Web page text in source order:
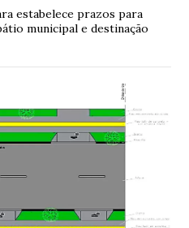
estabelece prazos para
municipal e destinação